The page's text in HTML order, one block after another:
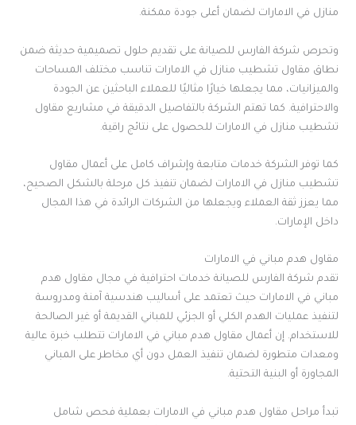
منازل في الامارات لضمان أعلى جودة ممكنة.
وتحرص شركة الفارس للصيانة على تقديم حلول تصميمية حديثة ضمن
نطاق مقاول تشطيب منازل في الامارات تناسب مختلف المساحات
والميزانيات، مما يجعلها خيارًا مثاليًا للعملاء الباحثين عن الجودة
والاحترافية. كما تهتم الشركة بالتفاصيل الدقيقة في مشاريع مقاول
تشطيب منازل في الامارات للحصول على نتائج راقية.
كما توفر الشركة خدمات متابعة وإشراف كامل على أعمال مقاول
تشطيب منازل في الامارات لضمان تنفيذ كل مرحلة بالشكل الصحيح،
مما يعزز ثقة العملاء ويجعلها من الشركات الرائدة في هذا المجال
داخل الإمارات.
مقاول هدم مباني في الامارات
تقدم شركة الفارس للصيانة خدمات احترافية في مجال مقاول هدم
مباني في الامارات حيث تعتمد على أساليب هندسية آمنة ومدروسة
لتنفيذ عمليات الهدم الكلي أو الجزئي للمباني القديمة أو غير الصالحة
للاستخدام. إن أعمال مقاول هدم مباني في الامارات تتطلب خبرة عالية
ومعدات متطورة لضمان تنفيذ العمل دون أي مخاطر على المباني
المجاورة أو البنية التحتية.
تبدأ مراحل مقاول هدم مباني في الامارات بعملية فحص شامل